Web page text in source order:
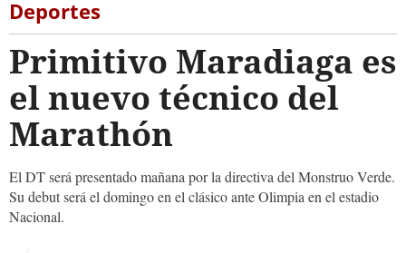
Deportes
Primitivo Maradiaga es
el nuevo técnico del
Marathón
El DT será presentado mañana por la directiva del Monstruo Verde.
Su debut será el domingo en el clásico ante Olimpia en el estadio
Nacional.